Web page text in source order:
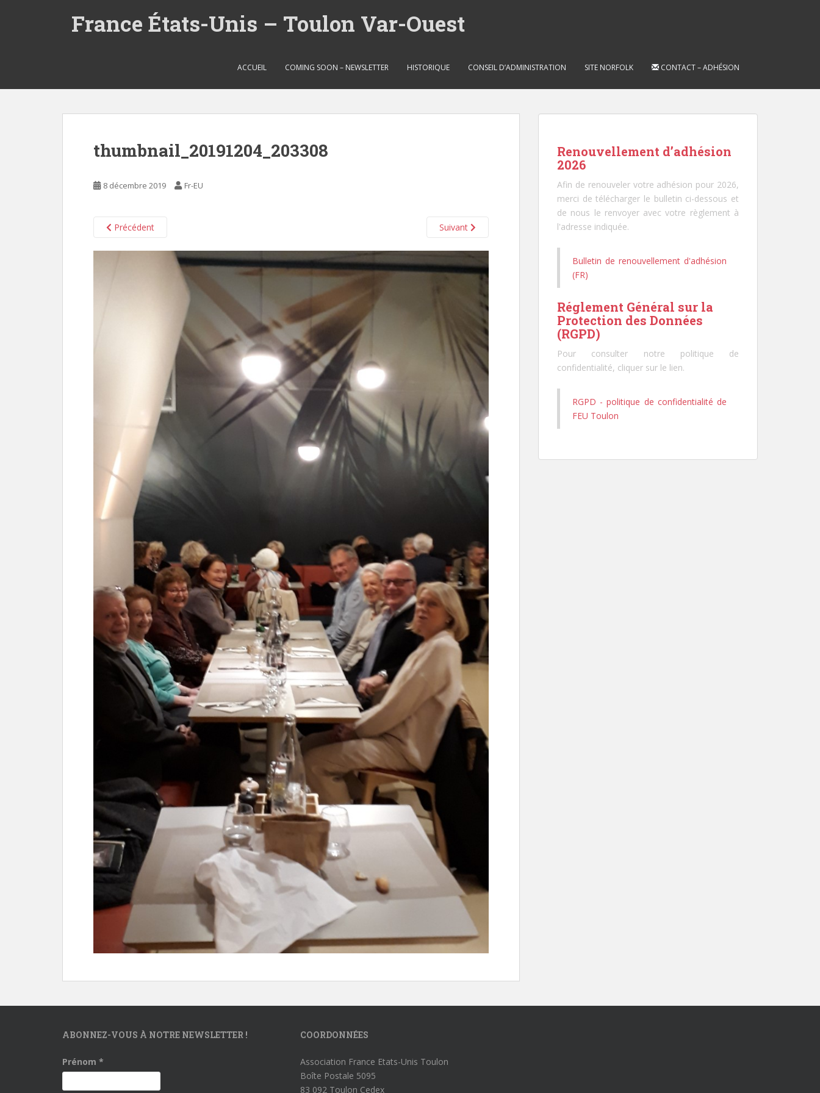
m
France États-Unis – Toulon Var-Ouest
ACCUEIL COMING SOON – NEWSLETTER HISTORIQUE CONSEIL D’ADMINISTRATION SITE NORFOLK CONTACT – ADHÉSION
thumbnail_20191204_203308
8 décembre 2019 Fr-EU
Précédent Suivant
Renouvellement d’adhésion
2026
Afin de renouveler votre adhésion pour 2026,
merci de télécharger le bulletin ci-dessous et
de nous le renvoyer avec votre règlement à
l'adresse indiquée.
Bulletin de renouvellement d'adhésion
(FR)
Réglement Général sur la
Protection des Données
(RGPD)
Pour consulter notre politique de
confidentialité, cliquer sur le lien.
RGPD - politique de confidentialité de
FEU Toulon
ABONNEZ-VOUS À NOTRE NEWSLETTER !
Prénom *
COORDONNÉES
Association France Etats-Unis Toulon
Boîte Postale 5095
83 092 Toulon Cedex